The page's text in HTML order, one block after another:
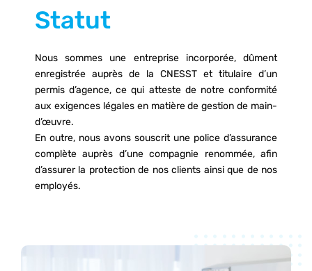
Statut
Nous sommes une entreprise incorporée, dûment
enregistrée auprès de la CNESST et titulaire d’un
permis d’agence, ce qui atteste de notre conformité
aux exigences légales en matière de gestion de main-
d’œuvre.
En outre, nous avons souscrit une police d’assurance
complète auprès d’une compagnie renommée, afin
d’assurer la protection de nos clients ainsi que de nos
employés.